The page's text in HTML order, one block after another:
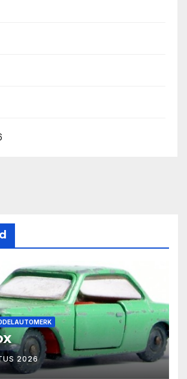
2026